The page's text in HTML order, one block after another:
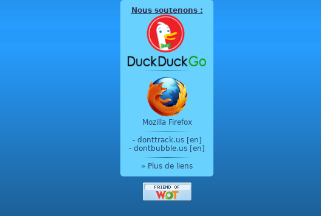
Nous soutenons:
Mozilla Firefox
- donttrack.us [en]
- dontbubble.us [en]
» Plus de liens